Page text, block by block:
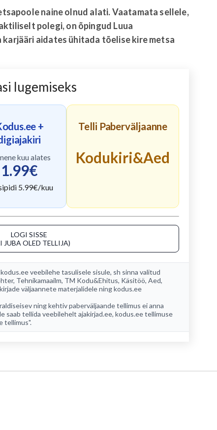
naine olnud alati. Vaatamata sellele,
polegi, on õpingud Luua
aidates ühitada tõelise kire metsa
lugemiseks
+
kuu alates
1.99€
5.99€/kuu
Telli Paberväljaanne
Kodukiri&Aed
LOGI SISSE
JUBA OLED TELLIJA)
kodus.eeveebilehe tasulisele sisule, sh sinna valitud
, Tehnikamaailm, TM Kodu&Ehitus, Käsitöö, Aed,
väljaannete materjalidele ning kodus.ee
ning kehtiv paberväljaande tellimus ei anna
saab tellida veebilehelt ajakirjad.ee, kodus.ee tellimuse
tellimus".